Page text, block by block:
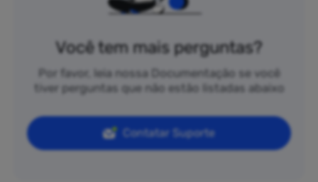
Você tem mais perguntas?
Por favor, leia nossa Documentação se você
tiver perguntas que não estão listadas abaixo
Contatar Suporte